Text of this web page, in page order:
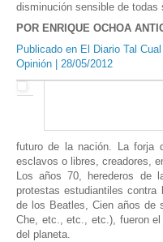
disminución sensible de
POR ENRIQUE OCHOA
Publicado en El Diario Tal Cual
Opinión | 28/05/2012
futuro de la nación. La forja
esclavos o libres, creadores,
Los años 70, herederos de
protestas estudiantiles
de los Beatles, Cien años de
Che, etc., etc., etc.), fueron
del planeta.